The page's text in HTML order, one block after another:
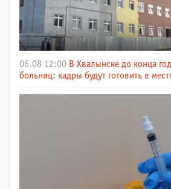
06.08 12:00 В Хвалынске до конца
больниц: кадры будут готовить в